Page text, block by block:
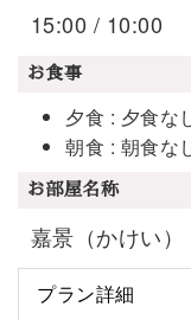
15:00 / 10:00
お食事
夕食 : 夕食な
朝食 : 朝食な
お部屋名称
嘉景（かけい）
プラン詳細